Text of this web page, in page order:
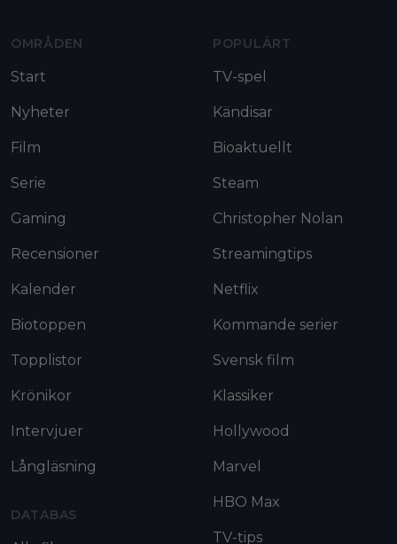
OMRÅDEN
Start
Nyheter
Film
Serie
Gaming
Recensioner
Kalender
Biotoppen
Topplistor
Krönikor
Intervjuer
Långläsning
DATABAS
POPULÄRT
TV-spel
Kändisar
Bioaktuellt
Steam
Christopher Nolan
Streamingtips
Netflix
Kommande serier
Svensk film
Klassiker
Hollywood
Marvel
HBO Max
TV-tips